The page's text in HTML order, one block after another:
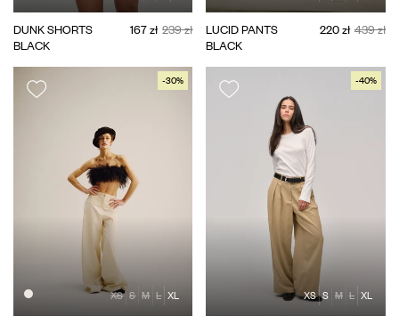
DUNK SHORTS
BLACK
167 zł 239 zł
LUCID PANTS
BLACK
220 zł 439 zł
XS S M L XL
-30%
XS S M L XL
-40%